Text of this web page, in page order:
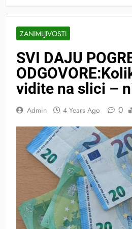
ZANIMLJIVOSTI
SVI DAJU
vidite na slici –
Admin 4 Years Ago 0